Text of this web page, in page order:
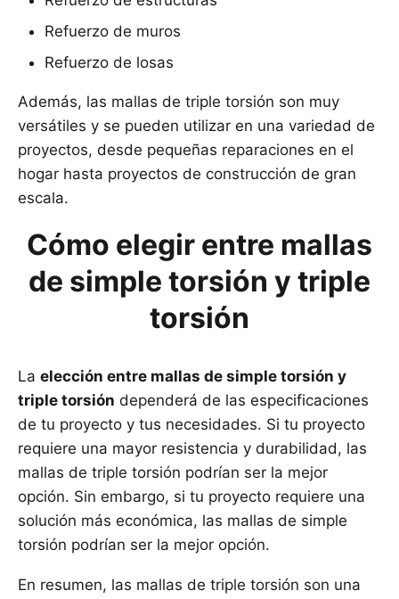
Refuerzo de muros
Refuerzo de losas
Además, las mallas de triple torsión son muy
versátiles y se pueden utilizar en una variedad de
proyectos, desde pequeñas reparaciones en el
hogar hasta proyectos de construcción de gran
escala.
Cómo elegir entre mallas
de simple torsión y triple
torsión
La elección entre mallas de simple torsión y
triple torsión dependerá de las especificaciones
de tu proyecto y tus necesidades. Si tu proyecto
requiere una mayor resistencia y durabilidad, las
mallas de triple torsión podrían ser la mejor
opción. Sin embargo, si tu proyecto requiere una
solución más económica, las mallas de simple
torsión podrían ser la mejor opción.
En resumen, las mallas de triple torsión son una